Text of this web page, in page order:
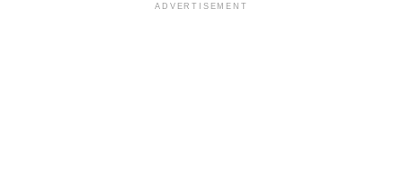
ADVERTISEMENT